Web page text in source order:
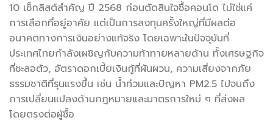
10 เช็กลิสต์สำคัญ ปี 2568 ก่อนตัดสินใจซื้อคอนโด ไม่ใช่แค่
การเลือกที่อยู่อาศัย แต่เป็นการลงทุนครั้งใหญ่ที่มีผลต่อ
อนาคตทางการเงินอย่างแท้จริง โดยเฉพาะในปัจจุบันที่
ประเทศไทยกำลังเผชิญกับความท้าทายหลายด้าน ทั้งเศรษฐกิจ
ที่ชะลอตัว, อัตราดอกเบี้ยเงินกู้ที่ผันผวน, ความเสี่ยงจากภัย
ธรรมชาติที่รุนแรงขึ้น เช่น น้ำท่วมและปัญหา PM2.5 ไปจนถึง
การเปลี่ยนแปลงด้านกฎหมายและมาตรการใหม่ ๆ ที่ส่งผล
โดยตรงต่อผู้ซื้อ